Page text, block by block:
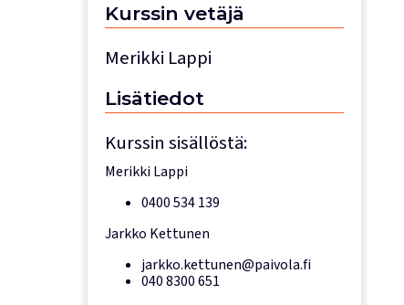
Kurssinvetäjä
Merikki Lappi
Lisätiedot
Kurssin sisällöstä:
Merikki Lappi
0400 534 139
Jarkko Kettunen
jarkko.kettunen@paivola.fi
040 8300 651